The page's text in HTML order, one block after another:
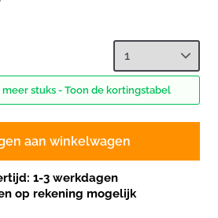
meer stuks - Toon de kortingstabel
aan winkelwagen
1-3 werkdagen
op rekening mogelijk